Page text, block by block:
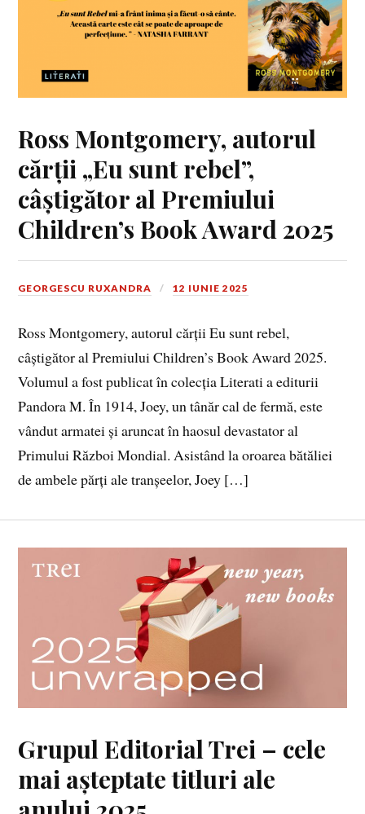
Ross Montgomery, autorul
cărții „Eu sunt rebel”,
câștigător al Premiului
Children’s Book Award 2025
GEORGESCU RUXANDRA 12 IUNIE 2025
Ross Montgomery, autorul cărții Eu sunt rebel,
câștigător al Premiului Children’s Book Award 2025.
Volumul a fost publicat în colecția Literati a editurii
Pandora M. În 1914, Joey, un tânăr cal de fermă, este
vândut armatei și aruncat în haosul devastator al
Primului Război Mondial. Asistând la oroarea bătăliei
de ambele părți ale tranșeelor, Joey […]
Grupul Editorial Trei – cele
mai așteptate titluri ale